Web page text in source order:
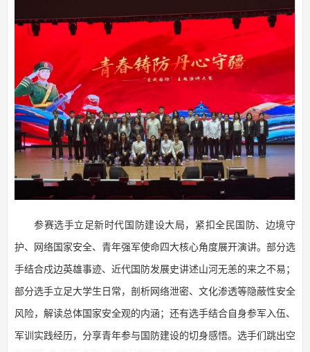
参赛选手立足新时代国防建设大局，紧扣全民国防、边境守
护、网络国家安全、青年强军使命四大核心角度展开演讲。部分选
手结合戍边英雄事迹、近代国防发展史讲述山河无恙的来之不易；
部分选手立足大学生日常，剖析网络泄密、文化渗透等隐蔽性安全
风险，解读总体国家安全观的内涵；还有选手结合自身参军入伍、
军训实践经历，分享青年参与国防建设的切身感悟。选手们跳出空